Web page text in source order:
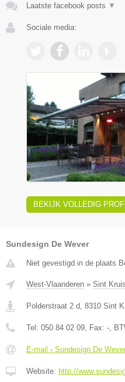
Laatste facebook posts ▼
Sociale media:
BEKIJK VOLLEDIG
Sundesign De Wever
Niet gevestigd in de plaats
West-Vlaanderen » Sint Kruis
Polderstraat 2 d, 8310 Sint
Tel: 050 84 02 09, Fax: -,
E-mail › Sundesign De
Website: http://